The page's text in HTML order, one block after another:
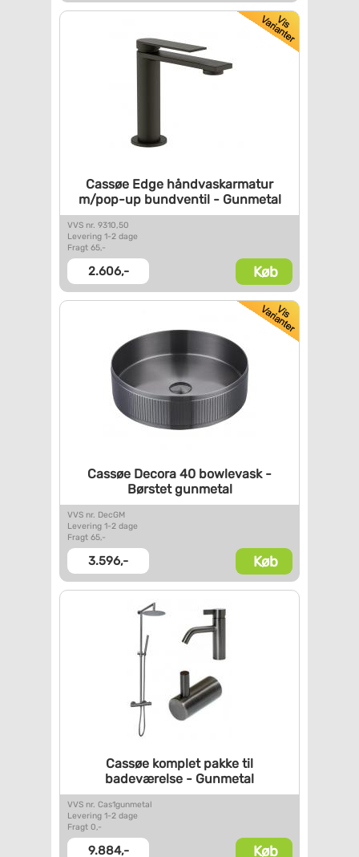
Cassøe Edge håndvaskarmatur
m/pop-up bundventil - Gunmetal
VVS nr. 9310,50
Levering 1-2 dage
Fragt 65,-
2.606,- Køb
Cassøe Decora 40 bowlevask -
Børstet gunmetal
VVS nr. DecGM
Levering 1-2 dage
Fragt 65,-
3.596,- Køb
Cassøe komplet pakke til
badeværelse - Gunmetal
VVS nr. Cas1gunmetal
Levering 1-2 dage
Fragt 0,-
9.884,- Køb